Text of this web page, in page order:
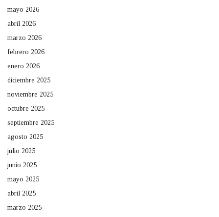
mayo 2026
abril 2026
marzo 2026
febrero 2026
enero 2026
diciembre 2025
noviembre 2025
octubre 2025
septiembre 2025
agosto 2025
julio 2025
junio 2025
mayo 2025
abril 2025
marzo 2025